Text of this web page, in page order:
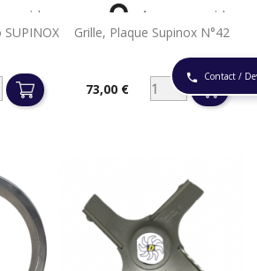
phone Contact /
Grille, Plaque Supinox N°42
73,00 €
 Aperçu rapide